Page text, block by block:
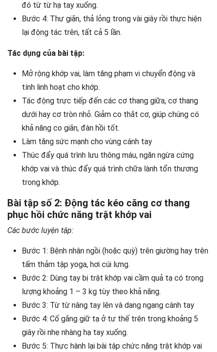
đó từ từ hạ tay xuống.
Bước 4: Thư giãn, thả lỏng trong vài giây rồi thực hiện
lại động tác trên, tất cả 5 lần.
Tác dụng của bài tập:
Mở rộng khớp vai, làm tăng phạm vi chuyển động và
tính linh hoạt cho khớp.
Tác động trực tiếp đến các cơ thang giữa, cơ thang
dưới hay cơ tròn nhỏ. Giảm co thắt cơ, giúp chúng có
khả năng co giãn, đàn hồi tốt.
Làm tăng sức mạnh cho vùng cánh tay
Thúc đẩy quá trình lưu thông máu, ngăn ngừa cứng
khớp vai và thúc đẩy quá trình chữa lành tổn thương
trong khớp.
Bài tập số 2: Động tác kéo căng cơ thang
phục hồi chức năng trật khớp vai
Các bước luyện tập:
Bước 1: Bệnh nhân ngồi (hoặc quỳ) trên giường hay trên
tấm thảm tập yoga, hơi cúi lưng.
Bước 2: Dùng tay bị trật khớp vai cầm quả tạ có trong
lượng khoảng 1 – 3 kg tùy theo khả năng.
Bước 3: Từ từ nâng tay lên và dang ngang cánh tay
Bước 4: Cố gắng giữ tạ ở tư thế trên trong khoảng 5
giây rồi nhẹ nhàng hạ tay xuống.
Bước 5: Thực hành lại bài tập chức năng trật khớp vai